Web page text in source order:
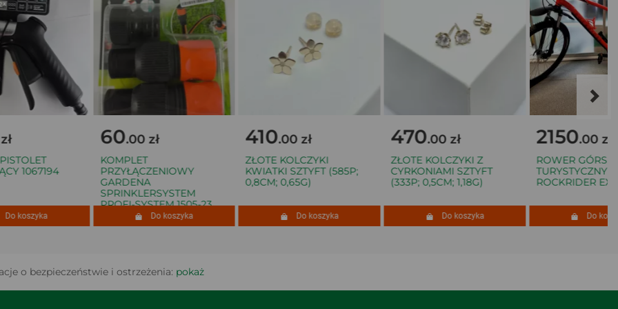
1067194
koszyka
60.00 zł
KOMPLET
PRZYŁĄCZENIOWY
GARDENA
SPRINKLERSYSTEM
PROFI-SYSTEM 1505-23
Do koszyka
410.00 zł
ZŁOTE KOLCZYKI
KWIATKI SZTYFT (585P;
0,8CM; 0,65G)
Do koszyka
470.00 zł
ZŁOTE KOLCZYKI Z
CYRKONIAMI SZTYFT
(333P; 0,5CM; 1,18G)
Do koszyka
2150.00 zł
ROWER GÓRSKI
TURYSTYCZNY
ROCKRIDER
Do koszyka
o bezpieczeństwie i ostrzeżenia: pokaż